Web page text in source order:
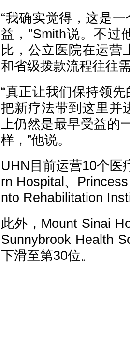
“我确实觉得，这是
益，”Smith说。不过
比，公立医院在运营
和省级拨款流程往往
“真正让我们保持领
把新疗法带到这里并
上仍然是最早受益的
样，”他说。
UHN目前运营10个医
rn Hospital、
nto Rehabilitation
此外，Mount Sinai
Sunnybrook Health
下滑至第30位。